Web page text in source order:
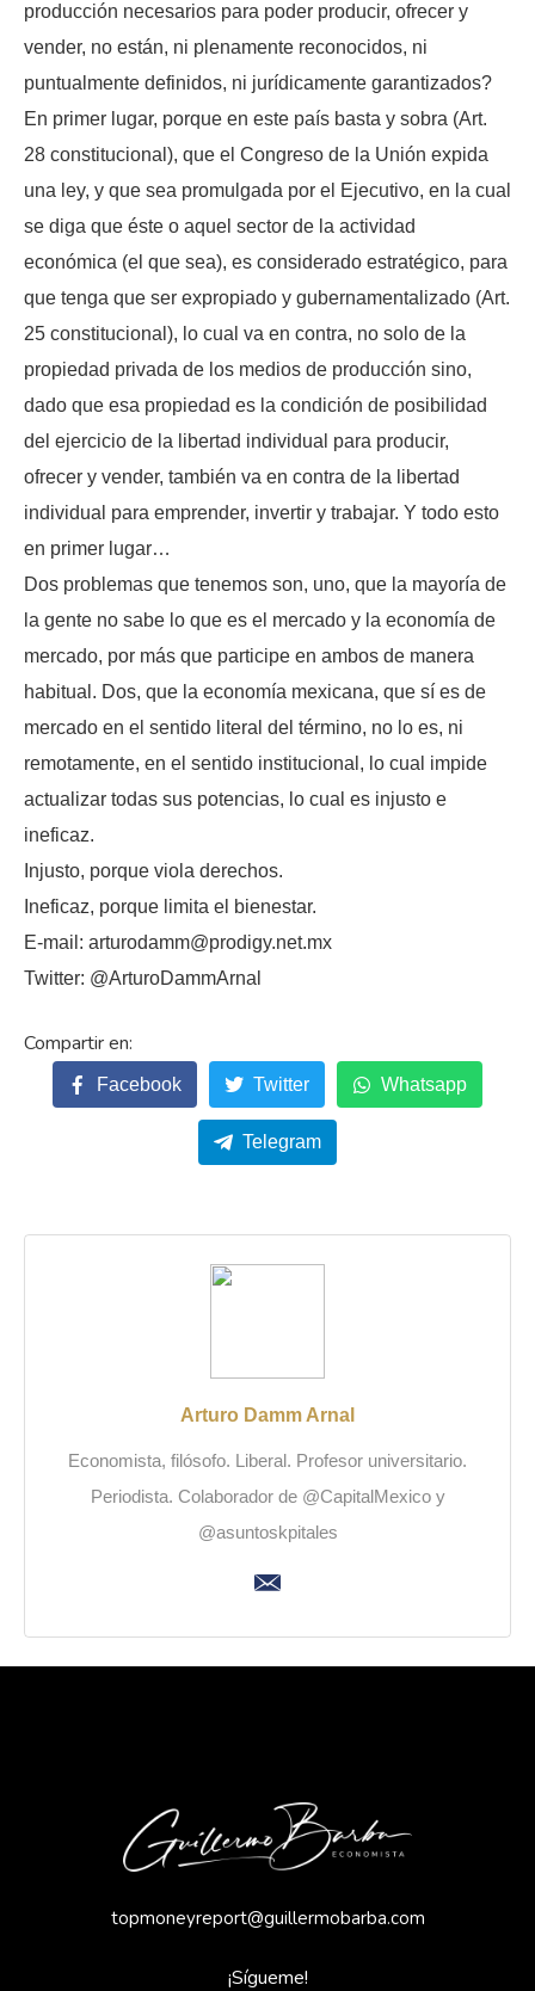
producción necesarios para poder producir, ofrecer y
vender, no están, ni plenamente reconocidos, ni
puntualmente definidos, ni jurídicamente garantizados?
En primer lugar, porque en este país basta y sobra (Art.
28 constitucional), que el Congreso de la Unión expida
una ley, y que sea promulgada por el Ejecutivo, en la cual
se diga que éste o aquel sector de la actividad
económica (el que sea), es considerado estratégico, para
que tenga que ser expropiado y gubernamentalizado (Art.
25 constitucional), lo cual va en contra, no solo de la
propiedad privada de los medios de producción sino,
dado que esa propiedad es la condición de posibilidad
del ejercicio de la libertad individual para producir,
ofrecer y vender, también va en contra de la libertad
individual para emprender, invertir y trabajar. Y todo esto
en primer lugar…
Dos problemas que tenemos son, uno, que la mayoría de
la gente no sabe lo que es el mercado y la economía de
mercado, por más que participe en ambos de manera
habitual. Dos, que la economía mexicana, que sí es de
mercado en el sentido literal del término, no lo es, ni
remotamente, en el sentido institucional, lo cual impide
actualizar todas sus potencias, lo cual es injusto e
ineficaz.
Injusto, porque viola derechos.
Ineficaz, porque limita el bienestar.
E-mail: arturodamm@prodigy.net.mx
Twitter: @ArturoDammArnal
Facebook Twitter Whatsapp
Telegram
Arturo Damm Arnal
Economista, filósofo. Liberal. Profesor universitario.
Periodista. Colaborador de @CapitalMexico y
@asuntoskpitales
topmoneyreport@guillermobarba.com
¡Sígueme!